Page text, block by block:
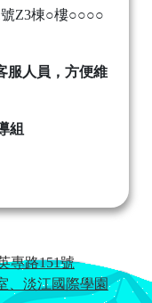
Z3棟○樓○○○○
服人員，方便維
組
專路151號
、淡江國際學園